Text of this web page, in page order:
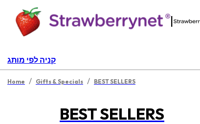
|
קניה לפי מותג
Home / Gifts & Specials / BEST SELLERS
BEST SELLERS